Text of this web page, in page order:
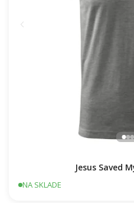
Jesus Saved
NA SKLADE